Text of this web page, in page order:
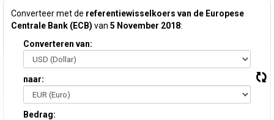
Converteer met de referentiewisselkoers van de Europese
Centrale Bank (ECB) van 5 November 2018:
Converteren van:
naar:
Bedrag: